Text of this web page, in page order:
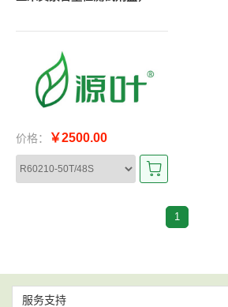
价格： ￥2500.00
1
服务支持